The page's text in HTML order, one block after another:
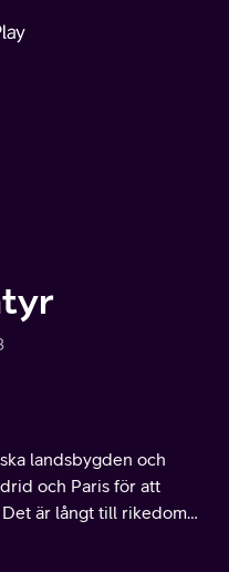
landsbygden och
och Paris för att
är långt till rikedom